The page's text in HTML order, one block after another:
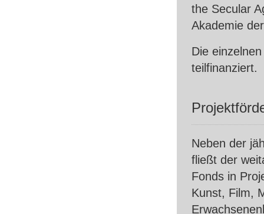
the Secular
Akademie
Die
teilfinanziert.
Neben der
fließt der
Fonds in
Kunst, Film,